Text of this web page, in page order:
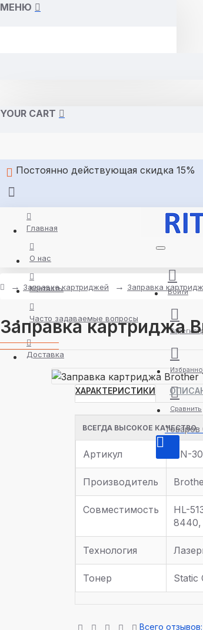
МЕНЮ
YOUR CART
Постоянно действующая скидка 15%
Главная
О нас
Контакты
Часто задаваемые вопросы
Доставка
Войти
Сравнить
Товаров
Заправка картриджей Заправка
Заправка картриджа
ХАРАКТЕРИСТИКИ
ВСЕГДА ВЫСОКОЕ КАЧЕСТВО
Артикул TN-
Производитель
Совместимость
HL-
8440,
Технология
Тонер Static
Всего